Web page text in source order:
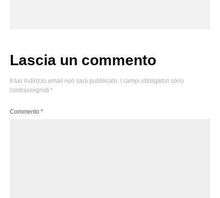
Lascia un commento
Il tuo indirizzo email non sarà pubblicato.
I campi obbligatori sono
contrassegnati *
Commento *